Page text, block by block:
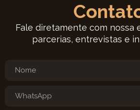
Fale diretamente com nossa
parcerias, entrevistas e